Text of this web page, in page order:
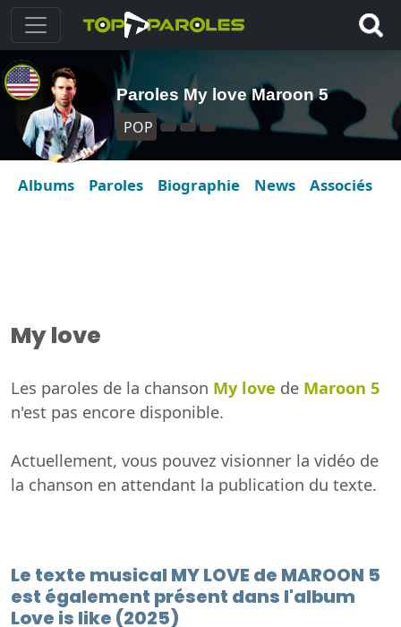
Paroles My love Maroon 5
POP
Albums Paroles Biographie News Associés
My love
Les paroles de la chanson My love de Maroon 5
n'est pas encore disponible.
Actuellement, vous pouvez visionner la vidéo de
la chanson en attendant la publication du texte.
Le texte musical MY LOVE de MAROON 5
est également présent dans l'album
Love is like (2025)